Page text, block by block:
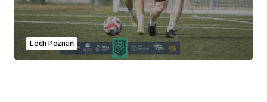
Lech Poznań